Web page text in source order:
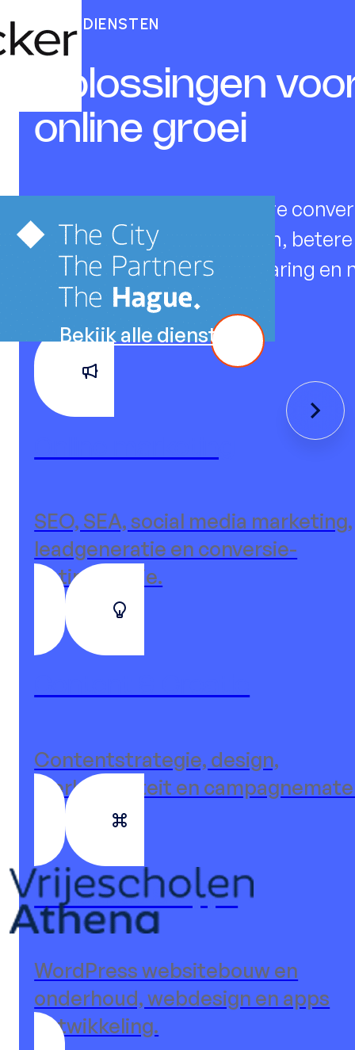
ONZE DIENSTEN
Oplossingen
online groei
Meer zichtbaarheid, hogere
datagedreven beslissingen, betere
klantrelaties, kostenbesparing en
veel meer..
Bekijk alle diensten
SEO, SEA, social media marketing,
leadgeneratie en conversie-
optimalisatie.
Contentstrategie, design,
merkidentiteit en
Websites & Apps
WordPress websitebouw en
onderhoud, webdesign en apps
ontwikkeling.